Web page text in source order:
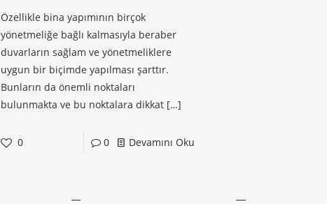
Özellikle bina yapımının birçok
yönetmeliğe bağlı kalmasıyla beraber
duvarların sağlam ve yönetmeliklere
uygun bir biçimde yapılması şarttır.
Bunların da önemli noktaları
bulunmakta ve bu noktalara dikkat[…]
0 0 Devamını Oku